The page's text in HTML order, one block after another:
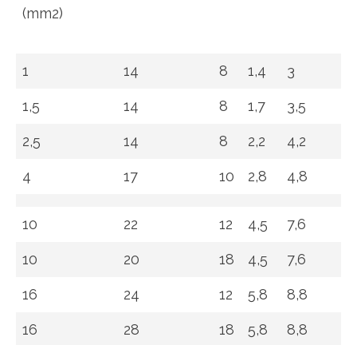
(mm2)
1 14 8 1,4 3
1,5 14 8 1,7 3,5
2,5 14 8 2,2 4,2
4 17 10 2,8 4,8
10 22 12 4,5 7,6
10 20 18 4,5 7,6
16 24 12 5,8 8,8
16 28 18 5,8 8,8